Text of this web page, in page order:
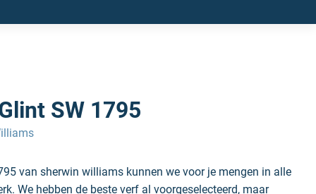
SW 1795
van sherwin williams kunnen we voor je mengen in alle
We hebben de beste verf al voorgeselecteerd, maar